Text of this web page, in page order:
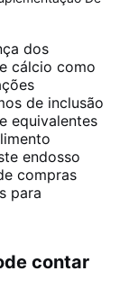
dos
cálcio como
de inclusão
equivalentes
endosso
compras
​​para
contar